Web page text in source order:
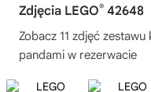
Zdjęcia LEGO® 42648
Zobacz 11 zdjęć zestawu
pandami w rezerwacie